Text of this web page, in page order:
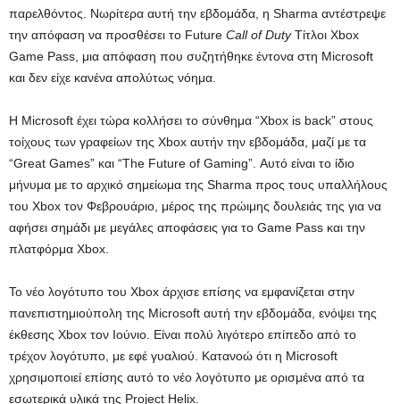
παρελθόντος. Νωρίτερα αυτή την εβδομάδα, η Sharma αντέστρεψε
την απόφαση να προσθέσει το Future Call of DutyΤίτλοι Xbox
Game Pass, μια απόφαση που συζητήθηκε έντονα στη Microsoft
και δεν είχε κανένα απολύτως νόημα.
Η Microsoft έχει τώρα κολλήσει το σύνθημα “Xbox is back” στους
τοίχους των γραφείων της Xbox αυτήν την εβδομάδα, μαζί με τα
“Great Games” και “The Future of Gaming”. Αυτό είναι το ίδιο
μήνυμα με το αρχικό σημείωμα της Sharma προς τους υπαλλήλους
του Xbox τον Φεβρουάριο, μέρος της πρώιμης δουλειάς της για να
αφήσει σημάδι με μεγάλες αποφάσεις για το Game Pass και την
πλατφόρμα Xbox.
Το νέο λογότυπο του Xbox άρχισε επίσης να εμφανίζεται στην
πανεπιστημιούπολη της Microsoft αυτή την εβδομάδα, ενόψει της
έκθεσης Xbox τον Ιούνιο. Είναι πολύ λιγότερο επίπεδο από το
τρέχον λογότυπο, με εφέ γυαλιού. Κατανοώ ότι η Microsoft
χρησιμοποιεί επίσης αυτό το νέο λογότυπο με ορισμένα από τα
εσωτερικά υλικά της Project Helix.